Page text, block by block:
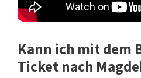
Kann ich mit dem
Ticket nach